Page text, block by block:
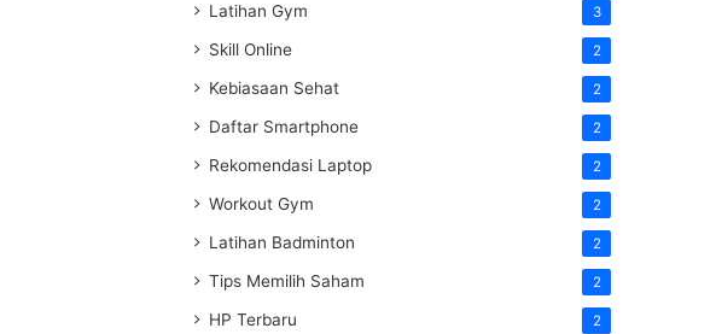
Latihan Gym 3
Skill Online 2
Kebiasaan Sehat 2
Daftar Smartphone 2
Rekomendasi Laptop 2
Workout Gym 2
Latihan Badminton 2
Tips Memilih Saham 2
HP Terbaru 2